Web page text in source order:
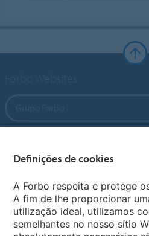
Sites Forbo
Definições de cookies
A Forbo respeita e protege
A fim de lhe proporcionar
utilização ideal, utilizamos
semelhantes no nosso sítio